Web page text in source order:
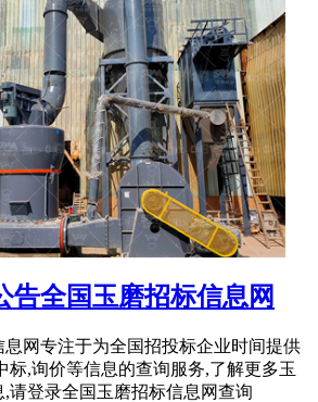
告全国玉磨招标信息网
网专注于为全国招投标企业时间提供
标,询价等信息的查询服务,了解更多玉
,请登录全国玉磨招标信息网查询